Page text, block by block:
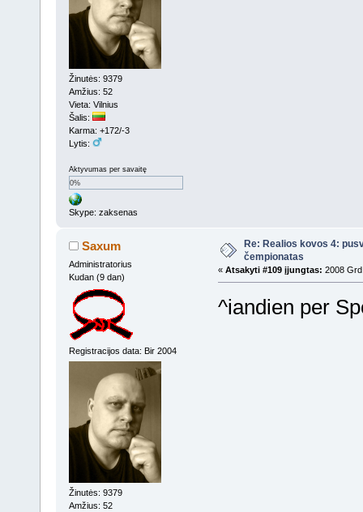
Žinutės: 9379
Amžius: 52
Vieta: Vilnius
Šalis:
Karma: +172/-3
Lytis:
Aktyvumas per savaitę
0%
Skype: zaksenas
Saxum
Administratorius
Kudan (9 dan)
Registracijos data: Bir 2004
Žinutės: 9379
Amžius: 52
Re: Realios kovos 4:
čempionatas
« Atsakyti #109 įjungtas: 2008
^iandien per